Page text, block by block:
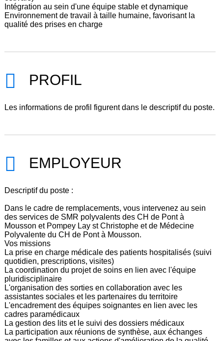
Intégration au sein d'une équipe stable et dynamique
Environnement de travail à taille humaine, favorisant la
qualité des prises en charge
PROFIL
Les informations de profil figurent dans le descriptif du poste.
EMPLOYEUR
Descriptif du poste :
Dans le cadre de remplacements, vous intervenez au sein
des services de SMR polyvalents des CH de Pont à
Mousson et Pompey Lay st Christophe et de Médecine
Polyvalente du CH de Pont à Mousson.
Vos missions
La prise en charge médicale des patients hospitalisés (suivi
quotidien, prescriptions, visites)
La coordination du projet de soins en lien avec l'équipe
pluridisciplinaire
L'organisation des sorties en collaboration avec les
assistantes sociales et les partenaires du territoire
L'encadrement des équipes soignantes en lien avec les
cadres paramédicaux
La gestion des lits et le suivi des dossiers médicaux
La participation aux réunions de synthèse, aux échanges